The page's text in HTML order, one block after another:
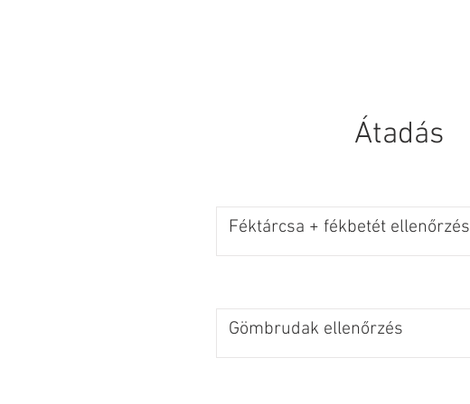
Átadás
Féktárcsa + fékbetét ellenőrzés
Gömbrudak ellenőrzés